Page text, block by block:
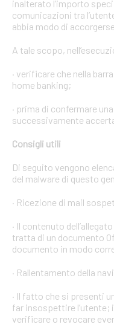
inalterato l’importo
comunicazioni tra
abbia modo di
A tale scopo,
· verificare che nella
home banking;
· prima di confermare
successivamente
Consigli utili
Di seguito vengono
del malware di questo
· Ricezione di mail
· Il contenuto
tratta di un documento
documento in modo
· Rallentamento della
· Il fatto che si presenti
far insospettire l’utente;
verificare o revocare